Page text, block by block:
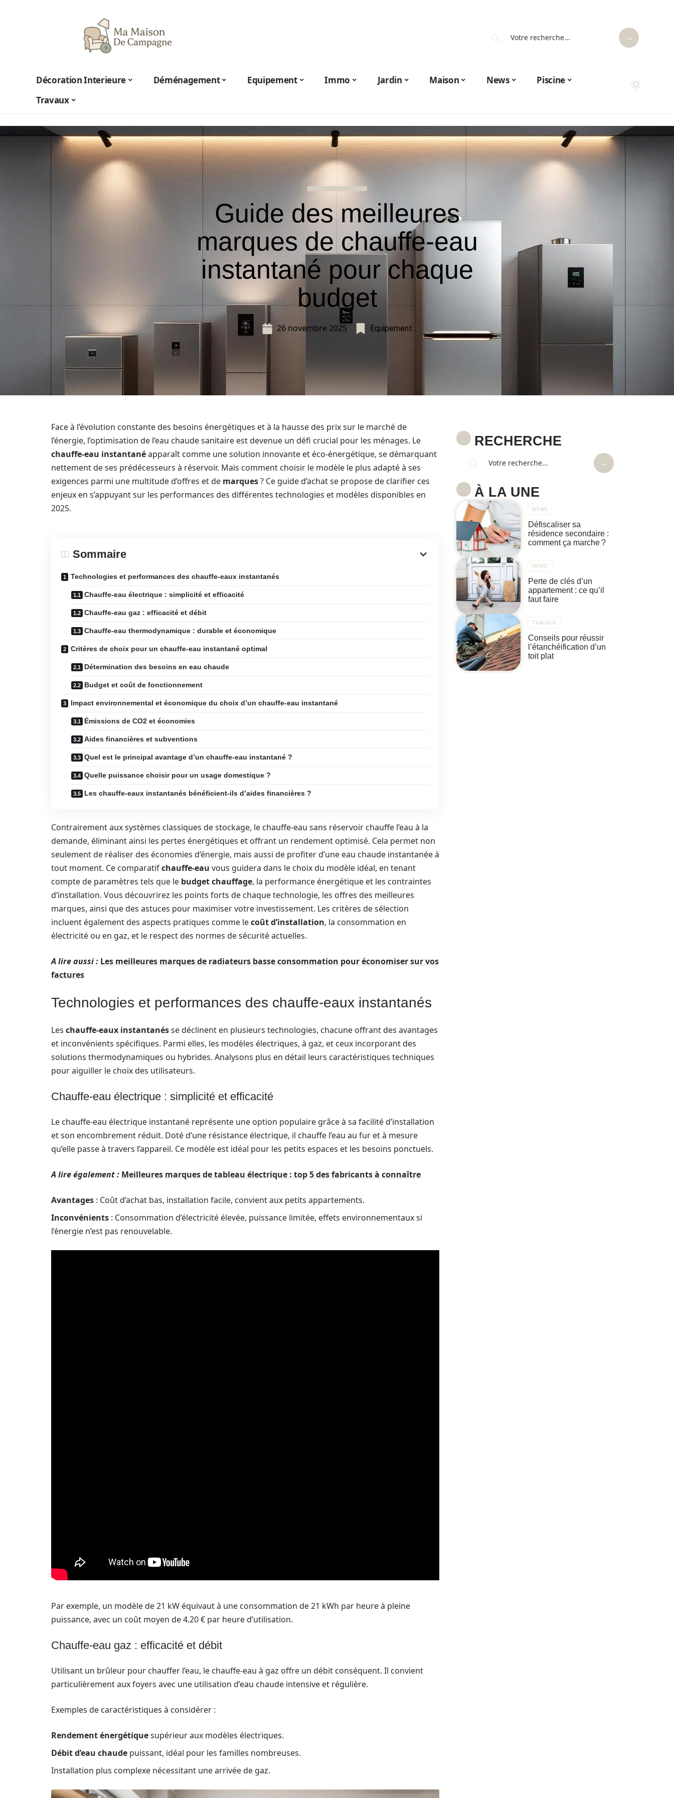
Décoration Interieure Déménagement Equipement Immo Jardin Maison News
Piscine
Travaux
Guide des meilleures
marques de chauffe-eau
instantané pour chaque
budget
26 novembre 2025 Equipement
Face à l’évolution constante des besoins énergétiques et à la hausse des prix sur le marché de
l’énergie, l’optimisation de l’eau chaude sanitaire est devenue un défi crucial pour les ménages. Le
chauffe-eau instantanéapparaît comme une solution innovante et éco-énergétique, se démarquant
nettement de ses prédécesseurs à réservoir. Mais comment choisir le modèle le plus adapté à ses
exigences parmi une multitude d’offres et de marques? Ce guide d’achat se propose de clarifier ces
enjeux en s’appuyant sur les performances des différentes technologies et modèles disponibles en
2025.
Sommaire
Technologies et performances des chauffe-eaux instantanés
Chauffe-eau électrique : simplicité et efficacité
Chauffe-eau gaz : efficacité et débit
Chauffe-eau thermodynamique : durable et économique
Critères de choix pour un chauffe-eau instantané optimal
Détermination des besoins en eau chaude
Budget et coût de fonctionnement
Impact environnemental et économique du choix d’un chauffe-eau instantané
Émissions de CO2 et économies
Aides financières et subventions
Quel est le principal avantage d’un chauffe-eau instantané ?
Quelle puissance choisir pour un usage domestique ?
Les chauffe-eaux instantanés bénéficient-ils d’aides financières ?
Contrairement aux systèmes classiques de stockage, le chauffe-eau sans réservoir chauffe l’eau à la
demande, éliminant ainsi les pertes énergétiques et offrant un rendement optimisé. Cela permet non
seulement de réaliser des économies d’énergie, mais aussi de profiter d’une eau chaude instantanée à
tout moment. Ce comparatifchauffe-eau vous guidera dans le choix du modèle idéal, en tenant
compte de paramètres tels que le budget chauffage, la performance énergétique et les contraintes
d’installation. Vous découvrirez les points forts de chaque technologie, les offres des meilleures
marques, ainsi que des astuces pour maximiser votre investissement. Les critères de sélection
incluent également des aspects pratiques comme lecoût d’installation, la consommation en
électricité ou en gaz, et le respect des normes de sécurité actuelles.
A lire aussi : Les meilleures marques de radiateurs basse consommation pour économiser sur vos
factures
Technologies et performances des chauffe-eaux instantanés
Les chauffe-eaux instantanésse déclinent en plusieurs technologies, chacune offrant des avantages
et inconvénients spécifiques. Parmi elles, les modèles électriques, à gaz, et ceux incorporant des
solutions thermodynamiques ou hybrides. Analysons plus en détail leurs caractéristiques techniques
pour aiguiller le choix des utilisateurs.
Chauffe-eau électrique : simplicité et efficacité
Le chauffe-eau électrique instantané représente une option populaire grâce à sa facilité d’installation
et son encombrement réduit. Doté d’une résistance électrique, il chauffe l’eau au fur et à mesure
qu’elle passe à travers l’appareil. Ce modèle est idéal pour les petits espaces et les besoins ponctuels.
A lire également : Meilleures marques de tableau électrique : top 5 des fabricants à connaître
Avantages : Coût d’achat bas, installation facile, convient aux petits appartements.
Inconvénients : Consommation d’électricité élevée, puissance limitée, effets environnementaux si
l’énergie n’est pas renouvelable.
Par exemple, un modèle de 21 kW équivaut à une consommation de 21 kWh par heure à pleine
puissance, avec un coût moyen de 4.20 € par heure d’utilisation.
Chauffe-eau gaz : efficacité et débit
Utilisant un brûleur pour chauffer l’eau, le chauffe-eau à gaz offre un débit conséquent. Il convient
particulièrement aux foyers avec une utilisation d’eau chaude intensive et régulière.
Exemples de caractéristiques à considérer :
Rendement énergétiquesupérieur aux modèles électriques.
Débit d’eau chaude puissant, idéal pour les familles nombreuses.
Installation plus complexe nécessitant une arrivée de gaz.
RECHERCHE
À LA UNE
NEWS
Défiscaliser sa
résidence secondaire :
comment ça marche ?
IMMO
Perte de clés d’un
appartement : ce qu’il
faut faire
TRAVAUX
Conseils pour réussir
l’étanchéification d’un
toit plat